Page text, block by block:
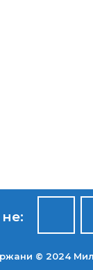
© 2024